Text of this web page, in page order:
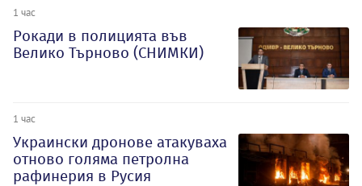
1 час
Рокади в полицията във
Велико Търново (СНИМКИ)
1 час
Украински дронове атакуваха
отново голяма петролна
рафинерия в Русия